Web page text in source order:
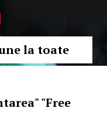
la toate
"Free